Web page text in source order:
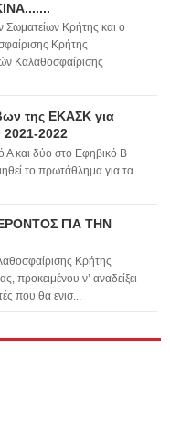
Κρήτης και ο
Κρήτης
Καλαθοσφαίρισης
της ΕΚΑΣΚ για
2021-2022
Α και δύο στο Εφηβικό Β
το πρωτάθλημα για τα
ΓΙΑ ΤΗΝ
Κρήτης
προκειμένου ν’ αναδείξει
που θα ενισ...